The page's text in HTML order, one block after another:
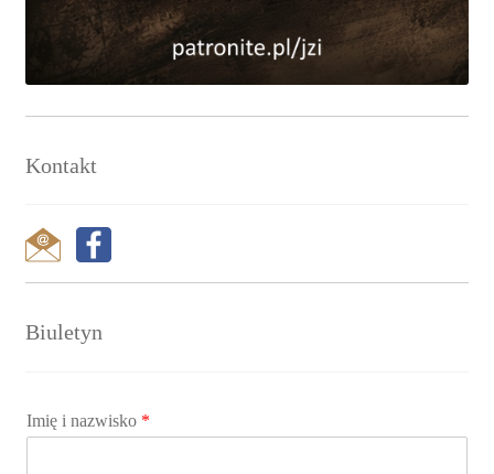
Kontakt
Biuletyn
Imię i nazwisko *